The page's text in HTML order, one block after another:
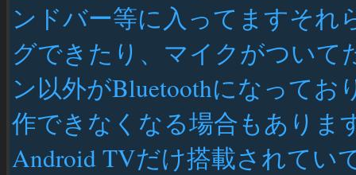
ンドバー等に入ってますそれ
グできたり、マイクがつい
ン以外がBluetoothになって
作できなくなる場合もありま
Android TVだけ搭載されてい